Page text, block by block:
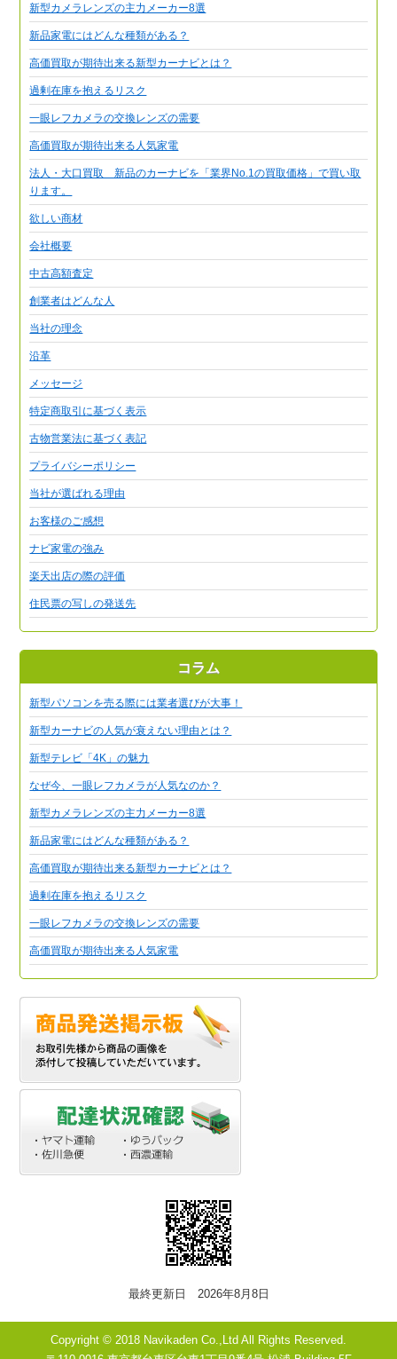
新型カメラレンズの主力メーカー8選
新品家電にはどんな種類がある？
高価買取が期待出来る新型カーナビとは？
過剰在庫を抱えるリスク
一眼レフカメラの交換レンズの需要
高価買取が期待出来る人気家電
法人・大口買取 新品のカーナビを「業界No.1の買取価格」で買い取
ります。
欲しい商材
会社概要
中古高額査定
創業者はどんな人
当社の理念
沿革
メッセージ
特定商取引に基づく表示
古物営業法に基づく表記
プライバシーポリシー
当社が選ばれる理由
お客様のご感想
ナビ家電の強み
楽天出店の際の評価
住民票の写しの発送先
コラム
新型パソコンを売る際には業者選びが大事！
新型カーナビの人気が衰えない理由とは？
新型テレビ「4K」の魅力
なぜ今、一眼レフカメラが人気なのか？
新型カメラレンズの主力メーカー8選
新品家電にはどんな種類がある？
高価買取が期待出来る新型カーナビとは？
過剰在庫を抱えるリスク
一眼レフカメラの交換レンズの需要
高価買取が期待出来る人気家電
最終更新日 2026年8月8日
Copyright © 2018 Navikaden Co.,Ltd All Rights Reserved.